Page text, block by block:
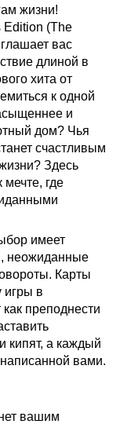
жизни!
Edition (The
вас
длиной в
хита от
к одной
и
дом? Чья
счастливым
Здесь
где
имеет
неожиданные
Карты
игры в
преподнести
кипят, а каждый
вами.
вашим